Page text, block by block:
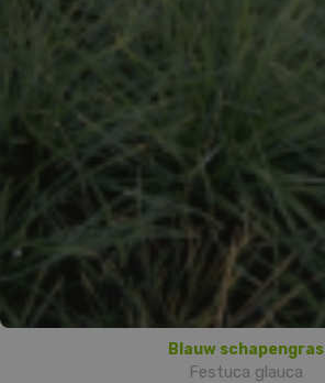
Blauw schapengras
Festuca glauca